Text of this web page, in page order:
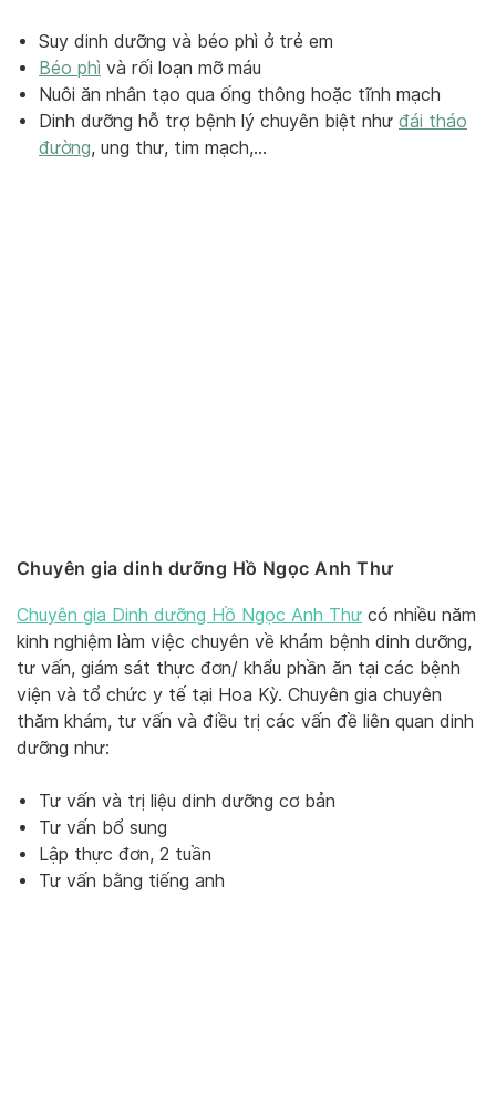
Suy dinh dưỡng và béo phì ở trẻ em
Béo phì và rối loạn mỡ máu
Nuôi ăn nhân tạo qua ống thông hoặc tĩnh mạch
Dinh dưỡng hỗ trợ bệnh lý chuyên biệt như đái tháo
đường, ung thư, tim mạch,…
Chuyên gia dinh dưỡng Hồ Ngọc Anh Thư
Chuyên gia Dinh dưỡng Hồ Ngọc Anh Thư có nhiều năm
kinh nghiệm làm việc chuyên về khám bệnh dinh dưỡng,
tư vấn, giám sát thực đơn/ khẩu phần ăn tại các bệnh
viện và tổ chức y tế tại Hoa Kỳ. Chuyên gia chuyên
thăm khám, tư vấn và điều trị các vấn đề liên quan dinh
dưỡng như:
Tư vấn và trị liệu dinh dưỡng cơ bản
Tư vấn bổ sung
Lập thực đơn, 2 tuần
Tư vấn bằng tiếng anh